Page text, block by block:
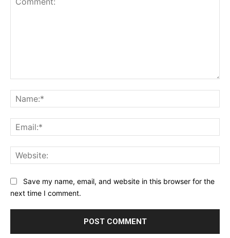
Save my name, email, and website in this browser for the
next time I comment.